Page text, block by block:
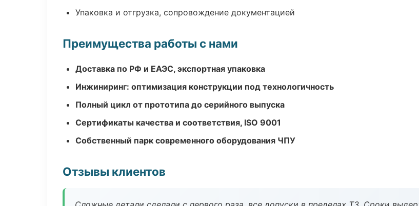
Упаковка и отгрузка, сопровождение документацией
Преимущества работы с нами
Доставка по РФ и ЕАЭС, экспортная упаковка
Инжиниринг: оптимизация конструкции под технологичность
Полный цикл от прототипа до серийного выпуска
Сертификаты качества и соответствия, ISO 9001
Собственный парк современного оборудования ЧПУ
Отзывы клиентов